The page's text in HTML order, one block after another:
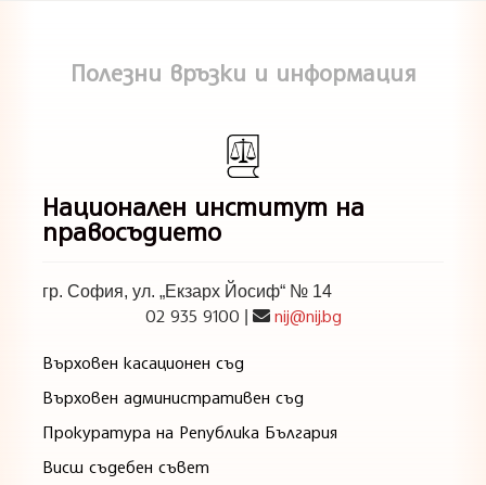
Полезни връзки и информация
Национален институт на
правосъдието
гр. София, ул. „Екзарх Йосиф“ № 14
02 935 9100 nij@nij.bg
Върховен касационен съд
Върховен административен съд
Прокуратура на Република България
Висш съдебен съвет